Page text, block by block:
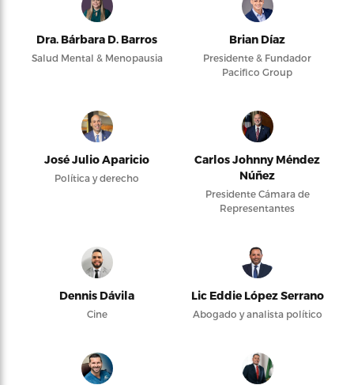
Dra. Bárbara D. Barros
Salud Mental & Menopausia
Brian Díaz
Presidente & Fundador
Pacifico Group
José Julio Aparicio
Política y derecho
Carlos Johnny Méndez
Núñez
Presidente Cámara de
Representantes
Dennis Dávila
Cine
Lic Eddie López Serrano
Abogado y analista político